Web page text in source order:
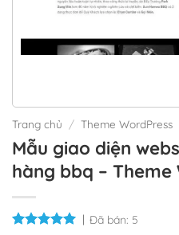
Trang chủ / Theme WordPress
Mẫu giao diện
hàng bbq – Theme
Đã bán: 5